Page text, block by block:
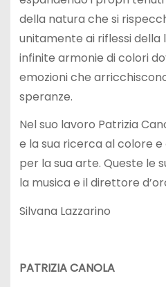
della natura che si
unitamente ai riflessi della
infinite armonie di colori
emozioni che
speranze.
Nel suo lavoro Patrizia
e la sua ricerca al colore
per la sua arte. Queste le
la musica e il direttore
Silvana Lazzarino
PATRIZIA CANOLA